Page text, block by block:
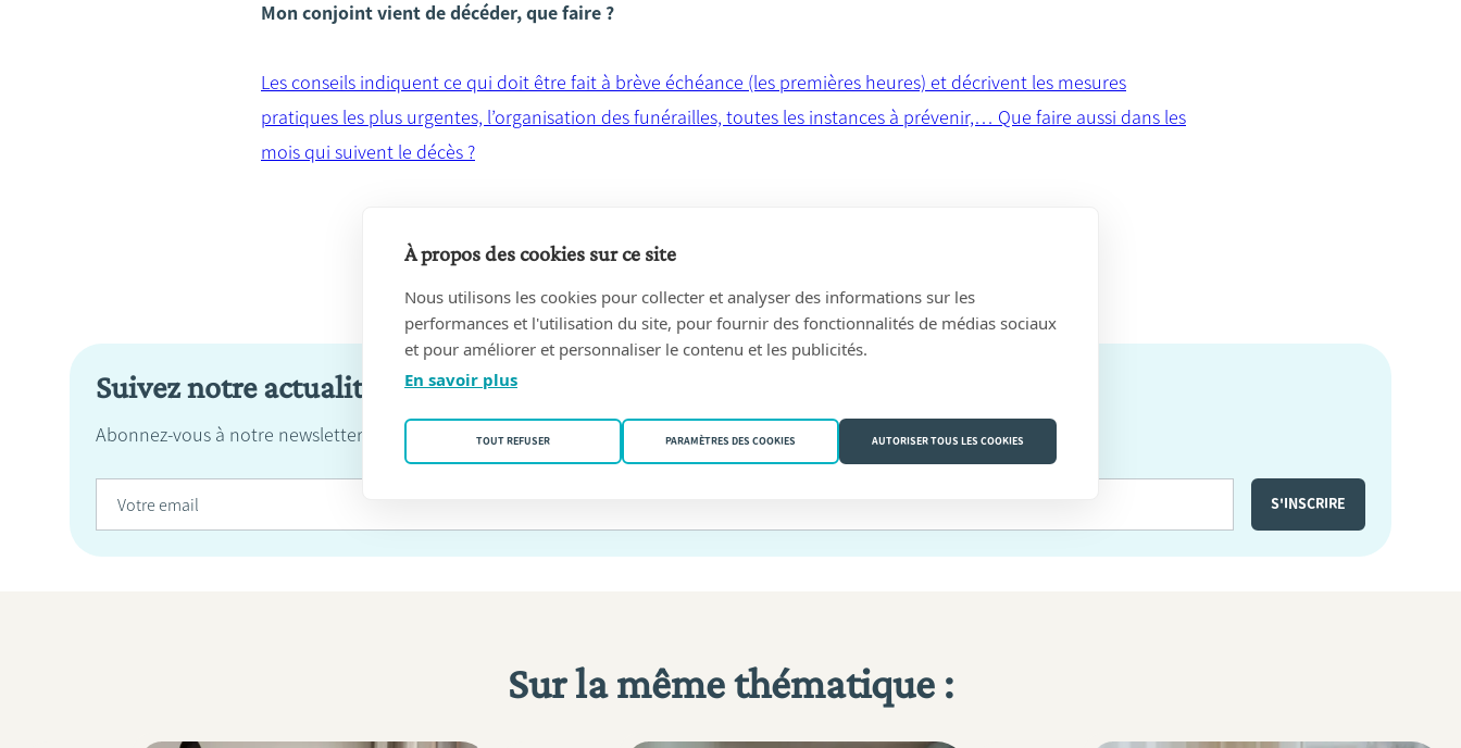
Mon conjoint vient de décéder, que faire ?
Les conseils indiquent ce qui doit être fait à brève échéance (les premières heures) et décrivent les mesures
pratiques les plus urgentes, l’organisation des funérailles, toutes les instances à prévenir,… Que faire aussi dans les
mois qui suivent le décès ?
Suivez notre actualité
Abonnez-vous à notre newsletter pour ne manquer aucune actualité.
Sur la même thématique :
À propos des cookies sur ce site
Nous utilisons les cookies pour collecter et analyser des informations sur les
performances et l'utilisation du site, pour fournir des fonctionnalités de médias sociaux
et pour améliorer et personnaliser le contenu et les publicités.
En savoir plus
TOUT REFUSER PARAMÈTRES DES COOKIES AUTORISER TOUS LES COOKIES